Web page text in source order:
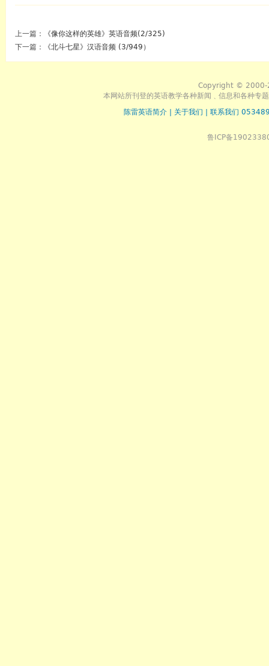
上一篇：
《像你这样的英雄》英语音频(2/325)
下一篇：
《北斗七星》汉语音频 (3/949）
Copyright © 2000-
本网站所刊登的英语教学各种新闻﹑信息和各种专
陈雷英语简介
关于我们 联系我们
鲁ICP备